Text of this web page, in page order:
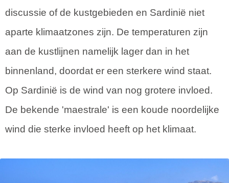
discussie of de kustgebieden en Sardinië niet
aparte klimaatzones zijn. De temperaturen zijn
aan de kustlijnen namelijk lager dan in het
binnenland, doordat er een sterkere wind staat.
Op Sardinië is de wind van nog grotere invloed.
De bekende 'maestrale' is een koude noordelijke
wind die sterke invloed heeft op het klimaat.